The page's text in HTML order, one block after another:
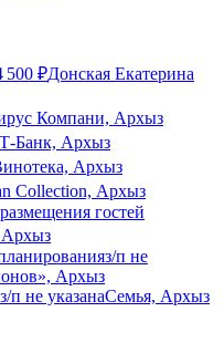
500 ₽Донская Екатерина
Компани, Архыз
Т-Банк, Архыз
Архыз
Collection, Архыз
гостей
з/п не
Архыз
з/п не указанаСемья, Архыз